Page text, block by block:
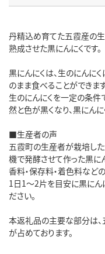
丹精込め育てた五霞産の生
熟成させた黒にんにくです。
黒にんにくは、生のにんに
のまま食べることができます
生のにんにくを一定の条件
然と色が黒くなり、黒にんに
■生産者の声
五霞町の生産者が栽培した
機で発酵させて作った黒にん
香料・保存料・着色料など
1日1～2片を目安に黒にん
ださい。
本返礼品の主要な部分は
が占めております。